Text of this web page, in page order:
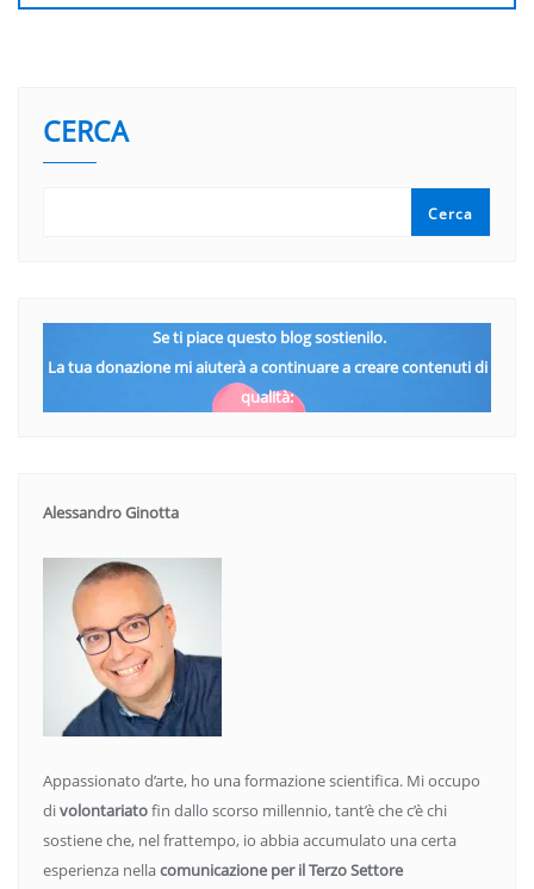
CERCA
Cerca
Se ti piace questo blog sostienilo.
La tua donazione mi aiuterà a continuare a creare contenuti di
qualità:
Alessandro Ginotta
Appassionato d’arte, ho una formazione scientifica. Mi occupo
divolontariatofin dallo scorso millennio, tant’è che c’è chi
sostiene che, nel frattempo, io abbia accumulato una certa
esperienza nellacomunicazione per il Terzo Settore